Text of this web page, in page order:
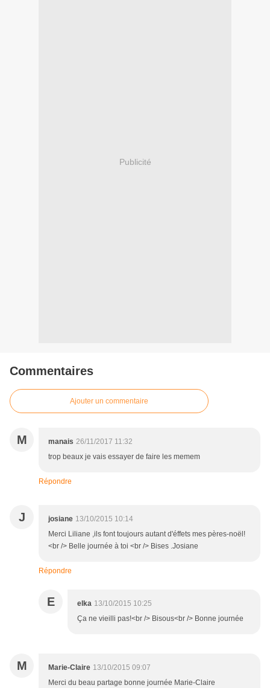
Publicité
Commentaires
Ajouter un commentaire
M manais 26/11/2017 11:32
trop beaux je vais essayer de faire les memem
Répondre
J josiane 13/10/2015 10:14
Merci Liliane ,ils font toujours autant d'éffets mes pères-noël!
<br /> Belle journée à toi <br /> Bises .Josiane
Répondre
E elka 13/10/2015 10:25
Ça ne vieilli pas!<br /> Bisous<br /> Bonne journée
M Marie-Claire 13/10/2015 09:07
Merci du beau partage bonne journée Marie-Claire